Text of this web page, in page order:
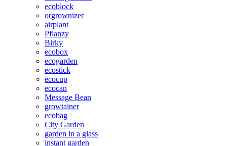
ecoblock
orgrownizer
airplant
Pflanzy
Birky
ecobox
ecogarden
ecostick
ecocup
ecocan
Message Bean
growtainer
ecobag
City Garden
garden in a glass
instant garden